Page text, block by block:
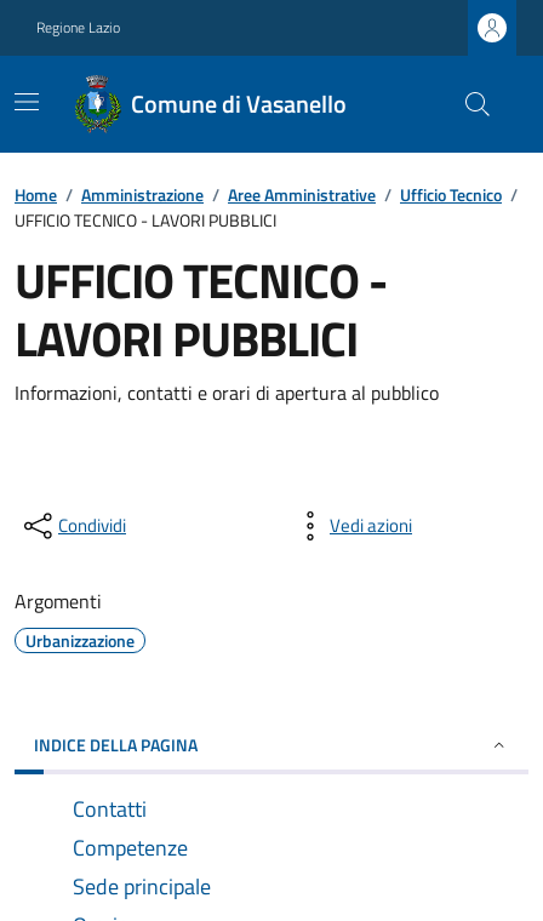
Regione Lazio
Comune di Vasanello
Home / Amministrazione / Aree Amministrative / Ufficio Tecnico /
UFFICIO TECNICO - LAVORI PUBBLICI
UFFICIO TECNICO -
LAVORI PUBBLICI
Informazioni, contatti e orari di apertura al pubblico
Condividi Vedi azioni
Argomenti
Urbanizzazione
INDICE DELLA PAGINA
Contatti
Competenze
Sede principale